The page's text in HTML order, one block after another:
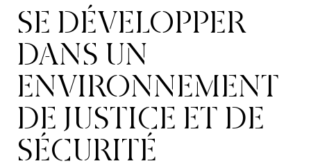
SE DÉVELOPPER
DANS UN
ENVIRONNEMENT
DE JUSTICE ET DE
SÉCURITÉ